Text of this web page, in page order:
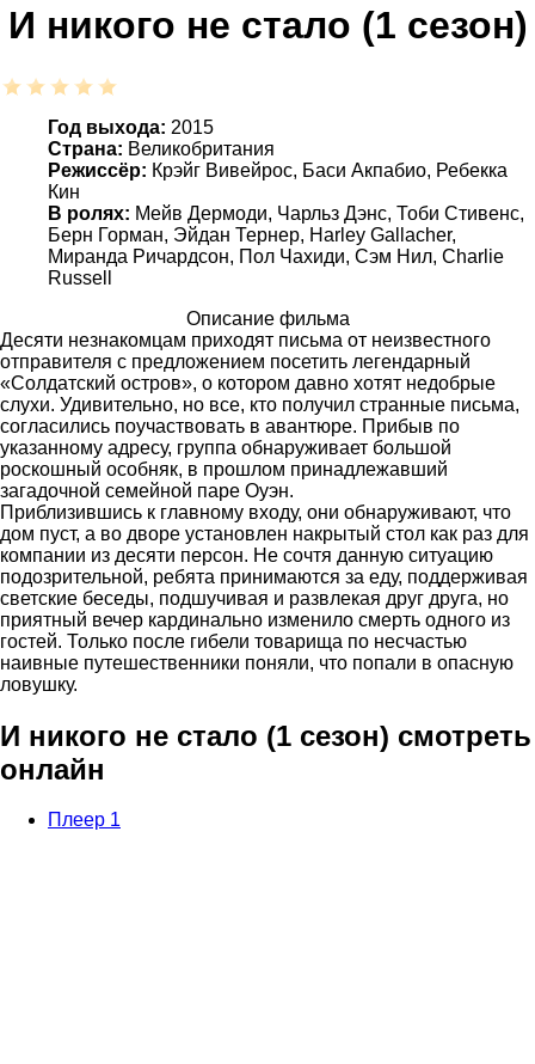
И никого не стало (1 сезон)
Год выхода: 2015
Страна: Великобритания
Режиссёр: Крэйг Вивейрос, Баси Акпабио, Ребекка
Кин
В ролях: Мейв Дермоди, Чарльз Дэнс, Тоби Стивенс,
Берн Горман, Эйдан Тернер, Harley Gallacher,
Миранда Ричардсон, Пол Чахиди, Сэм Нил, Charlie
Russell
Описание фильма
Десяти незнакомцам приходят письма от неизвестного
отправителя с предложением посетить легендарный
«Солдатский остров», о котором давно хотят недобрые
слухи. Удивительно, но все, кто получил странные письма,
согласились поучаствовать в авантюре. Прибыв по
указанному адресу, группа обнаруживает большой
роскошный особняк, в прошлом принадлежавший
загадочной семейной паре Оуэн.
Приблизившись к главному входу, они обнаруживают, что
дом пуст, а во дворе установлен накрытый стол как раз для
компании из десяти персон. Не сочтя данную ситуацию
подозрительной, ребята принимаются за еду, поддерживая
светские беседы, подшучивая и развлекая друг друга, но
приятный вечер кардинально изменило смерть одного из
гостей. Только после гибели товарища по несчастью
наивные путешественники поняли, что попали в опасную
ловушку.
И никого не стало (1 сезон) смотреть
онлайн
Плеер 1